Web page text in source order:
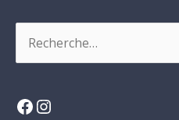
Facebook
Instagram